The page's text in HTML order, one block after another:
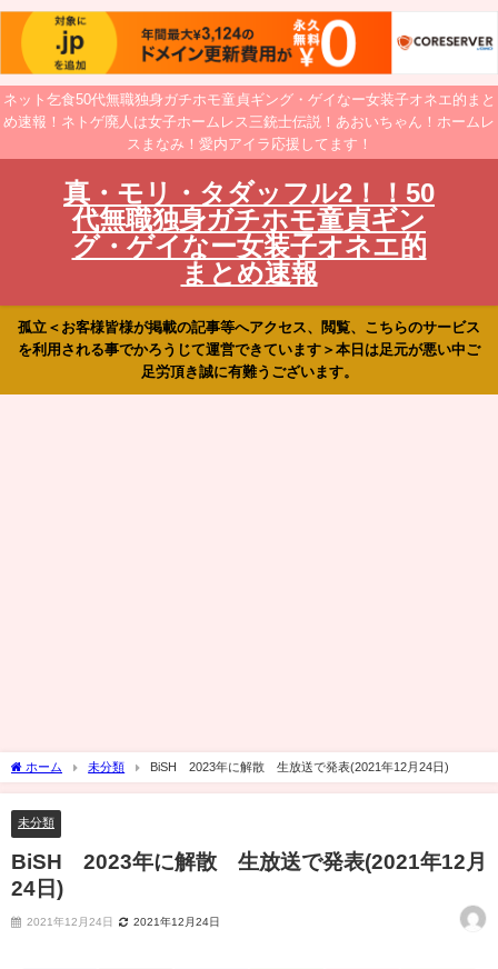
ネット乞食50代無職独身ガチホモ童貞ギング・ゲイなー女装子オネエ的まと
め速報！ネトゲ廃人は女子ホームレス三銃士伝説！あおいちゃん！ホームレ
スまなみ！愛内アイラ応援してます！
真・モリ・タダッフル2！！50
代無職独身ガチホモ童貞ギン
グ・ゲイなー女装子オネエ的
まとめ速報
孤立＜お客様皆様が掲載の記事等へアクセス、閲覧、こちらのサービス
を利用される事でかろうじて運営できています＞本日は足元が悪い中ご
足労頂き誠に有難うございます。
ホーム 未分類 BiSH 2023年に解散 生放送で発表(2021年12月24日)
未分類
BiSH 2023年に解散 生放送で発表(2021年12月
24日)
2021年12月24日 2021年12月24日